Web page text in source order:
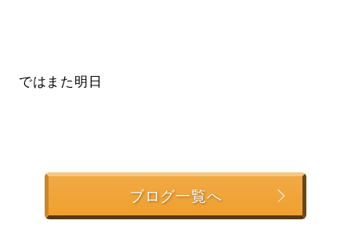
ではまた明日
ブログ一覧へ